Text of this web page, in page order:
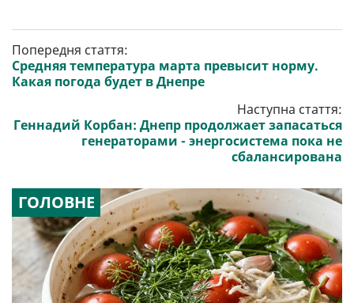
Попередня стаття:
Средняя температура марта превысит норму.
Какая погода будет в Днепре
Наступна стаття:
Геннадий Корбан: Днепр продолжает запасаться
генераторами - энергосистема пока не
сбалансирована
ГОЛОВНЕ